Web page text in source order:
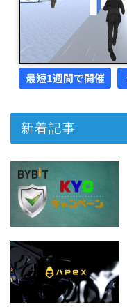
新着記事